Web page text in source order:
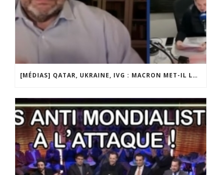
[MÉDIAS] QATAR, UKRAINE, IVG : MACRON MET-IL LA FRANCE EN DANGER ? JF POISSON INVITÉ DE LIGNE DROITE SUR RADIO COURTOISIE